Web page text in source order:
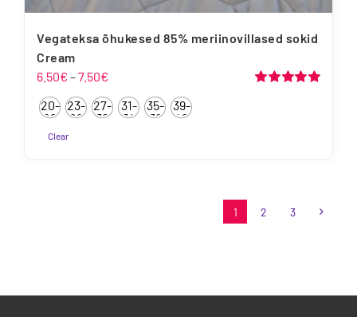
Vegateksa õhukesed 85% meriinovillased sokid
Cream
6.50€ –7.50€
6.50€
kuni
20-
22
23-
26
27-
30
31-
34
35-
38
39-
42
Clear
1 2 3